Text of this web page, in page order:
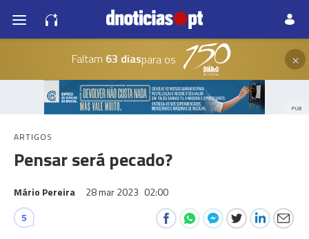
Faltam 63 diaspara os ×
PUB
ARTIGOS
Pensar será pecado?
Mário Pereira 28 mar 2023 02:00
5